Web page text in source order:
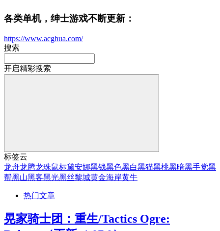
各类单机，绅士游戏不断更新：
https://www.acghua.com/
搜索
开启精彩搜索
标签云
龙舟龙腾龙珠鼠标黛安娜黑钱黑色黑白黑猫黑桃黑暗黑手党黑
帮黑山黑客黑光黑丝黎城黄金海岸黄牛
热门文章
晃家骑士团：重生/Tactics Ogre: